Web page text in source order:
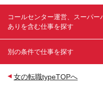
コールセンター運営、スーパ
ありを含む仕事を探す
別の条件で仕事を探す
女の転職typeTOPへ